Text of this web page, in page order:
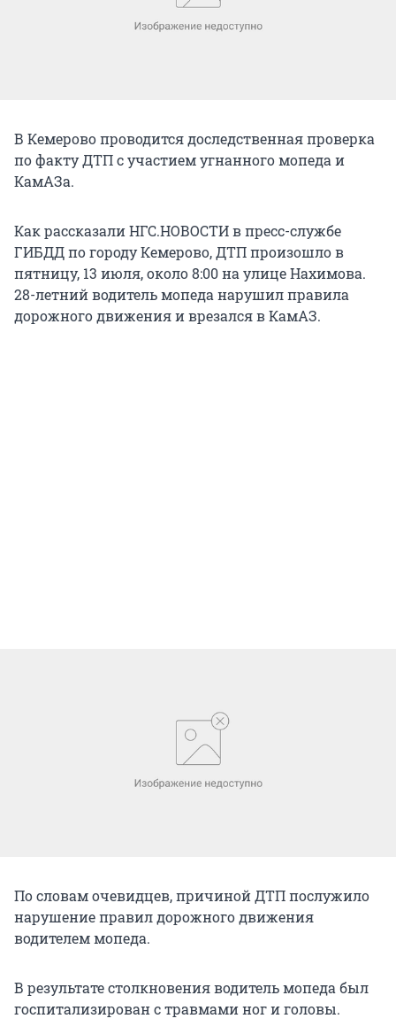
В Кемерово проводится доследственная проверка
по факту ДТП с участием угнанного мопеда и
КамАЗа.
Как рассказали НГС.НОВОСТИ в пресс-службе
ГИБДД по городу Кемерово, ДТП произошло в
пятницу, 13 июля, около 8:00 на улице Нахимова.
28-летний водитель мопеда нарушил правила
дорожного движения и врезался в КамАЗ.
По словам очевидцев, причиной ДТП послужило
нарушение правил дорожного движения
водителем мопеда.
В результате столкновения водитель мопеда был
госпитализирован с травмами ног и головы.